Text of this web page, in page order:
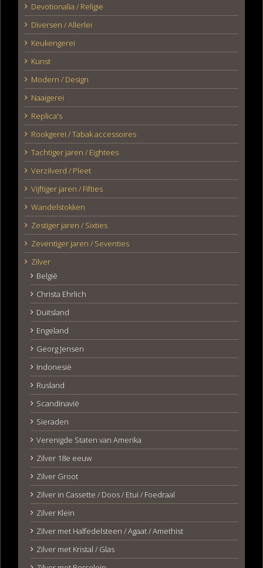
Devotionalia / Religie
Diversen / Allerlei
Keukengerei
Kunst
Modern / Design
Naaigerei
Replica's
Rookgerei / Tabak accessoires
Tachtiger jaren / Eightees
Verzilverd / Pleet
Vijftiger jaren / Fifties
Wandelstokken
Zestiger jaren / Sixties
Zeventiger jaren / Seventies
Zilver
België
Christa Ehrlich
Duitsland
Engeland
Georg Jensen
Indonesië
Rusland
Scandinavië
Sieraden
Verenigde Staten van Amerika
Zilver 18e eeuw
Zilver Groot
Zilver in Cassette / Doos / Etui / Foedraal
Zilver Klein
Zilver met Halfedelsteen / Agaat / Amethist
Zilver met Kristal / Glas